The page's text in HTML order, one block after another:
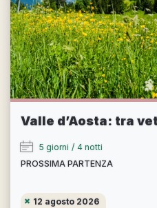
Valle d’Aosta: tra
5 giorni / 4 notti
PROSSIMA PARTENZA
12 agosto 2026